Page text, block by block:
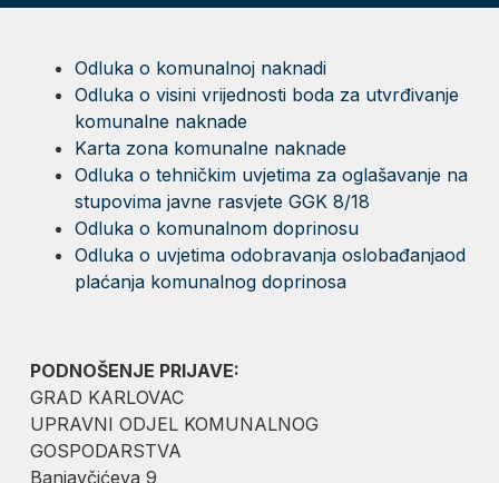
Odluka o komunalnoj naknadi
Odluka o visini vrijednosti boda za utvrđivanje
komunalne naknade
Karta zona komunalne naknade
Odluka o tehničkim uvjetima za oglašavanje na
stupovima javne rasvjete GGK 8/18
Odluka o komunalnom doprinosu
Odluka o uvjetima odobravanja oslobađanjaod
plaćanja komunalnog doprinosa
PODNOŠENJE PRIJAVE:
GRAD KARLOVAC
UPRAVNI ODJEL KOMUNALNOG
GOSPODARSTVA
Banjavčićeva 9